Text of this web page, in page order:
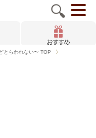
とらわれない〜 TOP